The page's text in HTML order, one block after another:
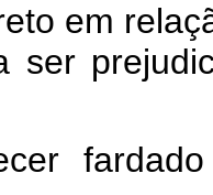
em
ser